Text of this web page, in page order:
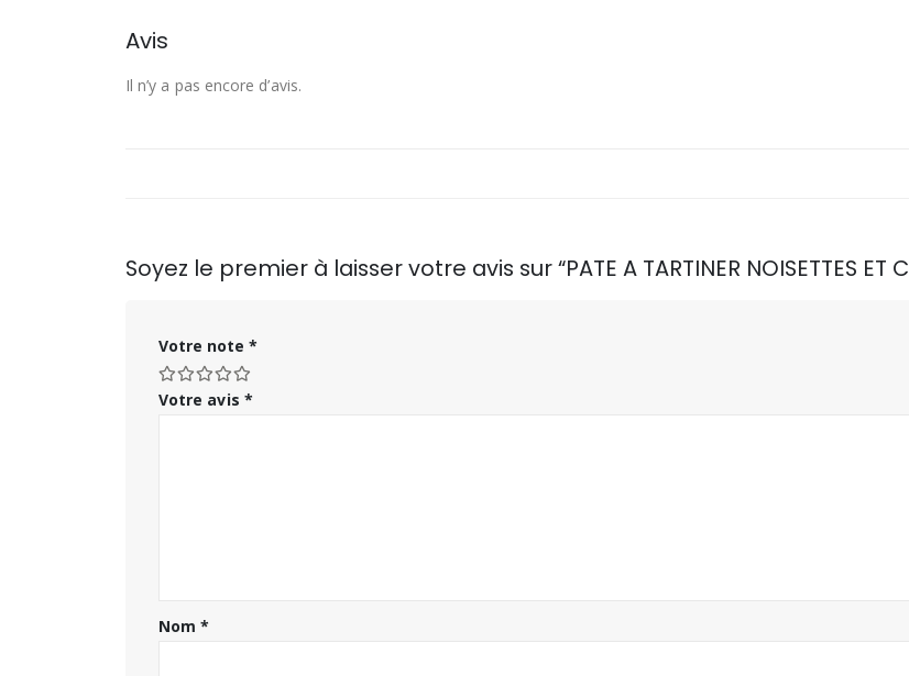
Avis
Il n’y a pas encore d’avis.
Soyez le premier à laisser votre avis sur “PATE A TARTINER NOISETTES ET
Votre note *
Votre avis *
Nom*